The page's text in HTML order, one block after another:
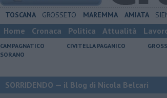
TOSCANA GROSSETO MAREMMA AMIATA
Home Cronaca Politica Attualità
CAMPAGNATICO CIVITELLA PAGANICO
SORANO
SORRIDENDO — il Blog di Nicola Belcari